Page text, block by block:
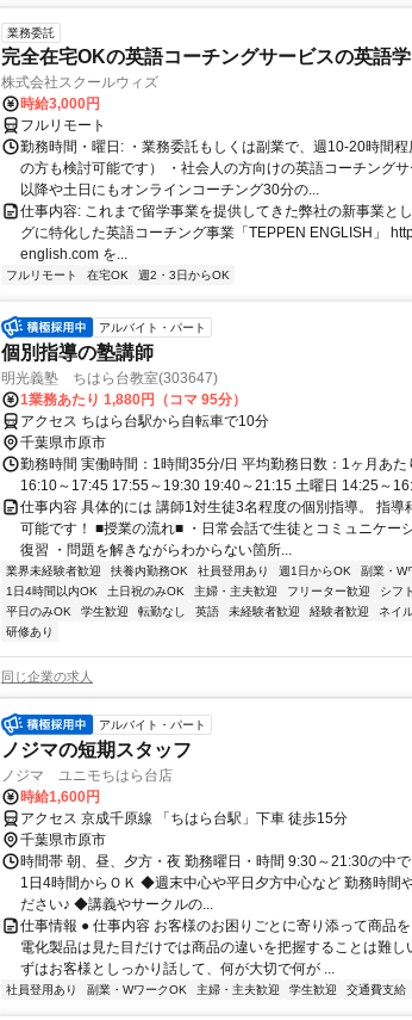
業務委託
完全在宅OKの英語コーチングサービスの英語
株式会社スクールウィズ
時給3,000円
フルリモート
勤務時間・曜日: ・業務委託もしくは副業で、週10-20時間
の方も検討可能です） ・社会人の方向けの英語コーチング
以降や土日にもオンラインコーチング30分の...
仕事内容: これまで留学事業を提供してきた弊社の新事業と
グに特化した英語コーチング事業「TEPPEN ENGLISH」
english.com を...
フルリモート 在宅OK 週2・3日からOK
アルバイト・パート
個別指導の塾講師
明光義塾 ちはら台教室(303647)
1業務あたり 1,880円（コマ 95分）
アクセス ちはら台駅から自転車で10分
千葉県市原市
勤務時間 実働時間：1時間35分/日 平均勤務日数：1ヶ月あた
16:10～17:45 17:55～19:30 19:40～21:15 土曜日 14:25～
仕事内容 具体的には 講師1対生徒3名程度の個別指導。 指導
可能です！ ■授業の流れ■ ・日常会話で生徒とコミュニケー
復習 ・問題を解きながらわからない箇所...
業界未経験者歓迎 扶養内勤務OK 社員登用あり 週1日からOK
副業・W
1日4時間以内OK
土日祝のみOK 主婦・主夫歓迎 フリーター歓迎 シフ
平日のみOK
学生歓迎 転勤なし 英語 未経験者歓迎 経験者歓迎 ネイ
研修あり
同じ企業の求人
アルバイト・パート
ノジマの短期スタッフ
ノジマ ユニモちはら台店
時給1,600円
アクセス 京成千原線 「ちはら台駅」下車 徒歩15分
千葉県市原市
時間帯 朝、昼、夕方・夜 勤務曜日・時間 9:30～21:30の中
1日4時間からＯＫ ◆週末中心や平日夕方中心など 勤務時間
ださい♪ ◆講義やサークルの...
仕事情報 ● 仕事内容 お客様のお困りごとに寄り添って商品を
電化製品は見た目だけでは商品の違いを把握することは難し
ずはお客様としっかり話して、何が大切で何が ...
社員登用あり 副業・WワークOK 主婦・主夫歓迎 学生歓迎 交通費支給